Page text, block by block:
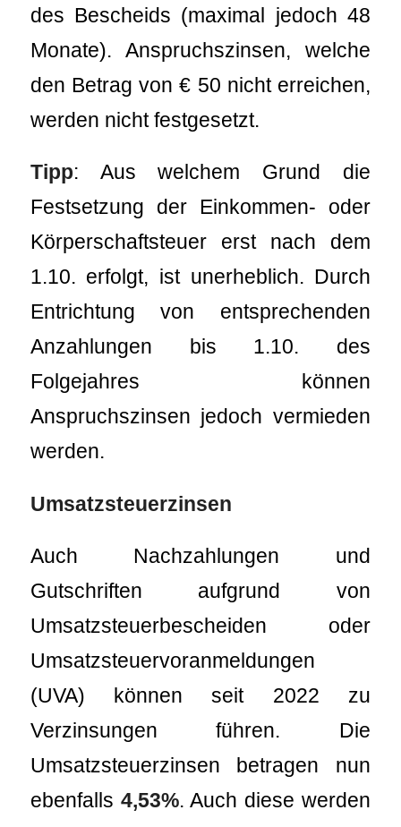
des Bescheids (maximal jedoch 48
Monate). Anspruchszinsen, welche
den Betrag von € 50 nicht erreichen,
werden nicht festgesetzt.
Tipp: Aus welchem Grund die
Festsetzung der Einkommen- oder
Körperschaftsteuer erst nach dem
1.10. erfolgt, ist unerheblich. Durch
Entrichtung von entsprechenden
Anzahlungen bis 1.10. des
Folgejahres können
Anspruchszinsen jedoch vermieden
werden.
Umsatzsteuerzinsen
Auch Nachzahlungen und
Gutschriften aufgrund von
Umsatzsteuerbescheiden oder
Umsatzsteuervoranmeldungen
(UVA) können seit 2022 zu
Verzinsungen führen. Die
Umsatzsteuerzinsen betragen nun
ebenfalls 4,53%. Auch diese werden